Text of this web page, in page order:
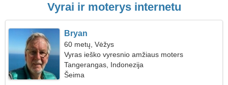
Vyrai ir moterys internetu
Bryan
60 metų, Vėžys
Vyras ieško vyresnio amžiaus moters
Tangerangas, Indonezija
Šeima